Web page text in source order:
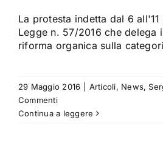
La protesta indetta dal 6
Legge n. 57/2016 che delega
riforma organica sulla
29 Maggio 2016 Articoli, News,
Commenti
Continua a leggere